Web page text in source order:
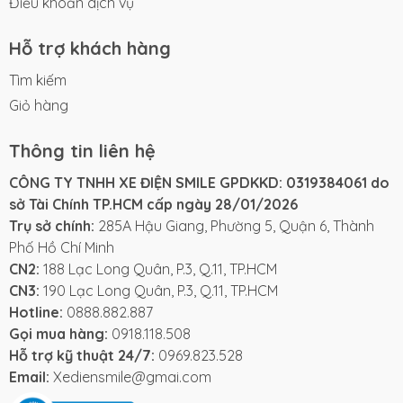
từng đường nét. Vẻ ngoài nhỏ nhắn, thanh thoát, kết
hợp với các đường cong bo tròn tạo nên một tổng
thể vừa hiện đại, vừa đáng yêu. Mẫu xe có bảng màu
đa dạng với 15 sắc thái khác nhau, từ những màu
pastel ngọt ngào đến những màu sắc cá tính, nổi
tìm thấy chiếc xe phù hợp với cá tính và gu thẩm mỹ
của mình.
Osakar Momo có thiết kế nhỏ nhắn, dễ thương
Các chi tiết trên xe được tối ưu hóa cho trải nghiệm
người dùng. Đèn pha LED hình tròn không chỉ tăng
tính thẩm mỹ mà còn mang lại hiệu quả chiếu sáng
vượt trội. Yên xe hai yên rộng rãi, tạo cảm giác thoải
mái cho cả người lái và người ngồi sau. Thêm vào đó,
sàn để chân được thiết kế rộng, mang lại tư thế lái xe
Hỗ trợ khách hàng
Tìm kiếm
Giỏ hàng
Thông tin liên hệ
CÔNG TY TNHH XE ĐIỆN SMILE GPDKKD: 0319384061 do
sở Tài Chính TP.HCM cấp ngày 28/01/2026
Trụ sở chính: 285A Hậu Giang, Phường 5, Quận 6, Thành
Phố Hồ Chí Minh
CN2: 188 Lạc Long Quân, P.3, Q.11, TP.HCM
CN3: 190 Lạc Long Quân, P.3, Q.11, TP.HCM
Hotline: 0888.882.887
Gọi mua hàng: 0918.118.508
Hỗ trợ kỹ thuật 24/7: 0969.823.528
Email: Xediensmile@gmai.com